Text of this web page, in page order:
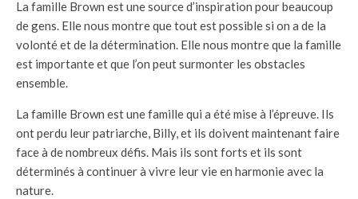
La famille Brown est une source d’inspiration pour beaucoup
de gens. Elle nous montre que tout est possible si on a de la
volonté et de la détermination. Elle nous montre que la famille
est importante et que l’on peut surmonter les obstacles
ensemble.
La famille Brown est une famille qui a été mise à l’épreuve. Ils
ont perdu leur patriarche, Billy, et ils doivent maintenant faire
face à de nombreux défis. Mais ils sont forts et ils sont
déterminés à continuer à vivre leur vie en harmonie avec la
nature.